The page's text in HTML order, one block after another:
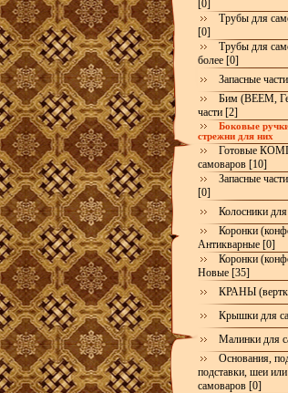
[0]
Трубы для
[0]
Трубы для
более [0]
Запасные
Бим (BEEM,
части [2]
Боковые
стрежни для них
Готовые
самоваров [10]
Запасные
[0]
Колосники
Коронки
Антикварные [0]
Коронки
Новые [35]
КРАНЫ
Крышки для
Малинки для
Основания,
подставки, шеи
самоваров [0]